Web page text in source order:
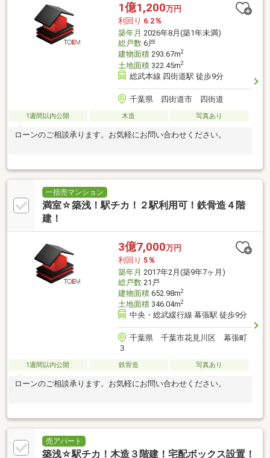
1億1,200万円
利回り 6.2％
築年月 2026年8月(築1年未満)
総戸数6戸
建物面積293.67m2
土地面積322.45m2
総武本線 四街道駅 徒歩9分
千葉県 四街道市 四街道
1週間以内公開 木造 写真あり
ローンのご相談承ります。お気軽にお問い合わせください。
一括売マンション
満室☆築浅！駅チカ！２駅利用可！鉄骨造４階
建！
3億7,000万円
利回り 5％
築年月 2017年2月(築9年7ヶ月)
総戸数21戸
建物面積652.98m2
土地面積346.04m2
中央・総武緩行線 幕張駅 徒歩9分
千葉県 千葉市花見川区 幕張町
３
1週間以内公開 鉄骨造 写真あり
ローンのご相談承ります。お気軽にお問い合わせください。
売アパート
築浅☆駅チカ！木造３階建！宅配ボックス設置！